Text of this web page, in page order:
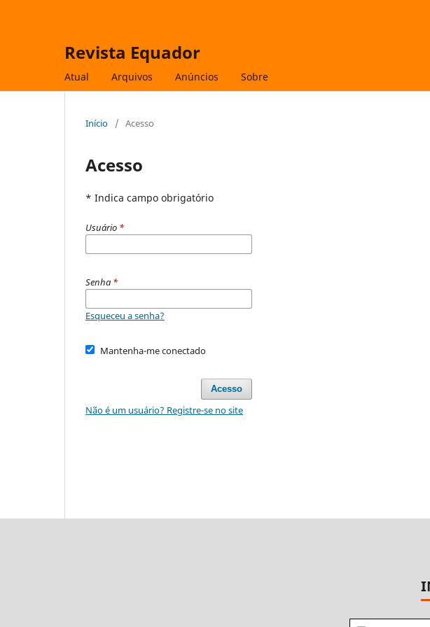
Revista Equador
Atual Arquivos Anúncios Sobre
Início / Acesso
Acesso
* Indica campo obrigatório
Usuário *
Senha *
Esqueceu a senha?
Mantenha-me conectado
Acesso
Não é um usuário? Registre-se no site